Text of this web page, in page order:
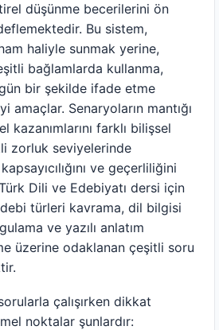
düşünme becerilerini ön
Bu sistem,
haliyle sunmak yerine,
bağlamlarda kullanma,
bir şekilde ifade etme
amaçlar. Senaryoların mantığı
kazanımlarını farklı bilişsel
zorluk seviyelerinde
ve geçerliliğini
Türk Dili ve Edebiyatı dersi için
türleri kavrama, dil bilgisi
ve yazılı anlatım
üzerine odaklanan çeşitli soru
çalışırken dikkat
noktalar şunlardır: